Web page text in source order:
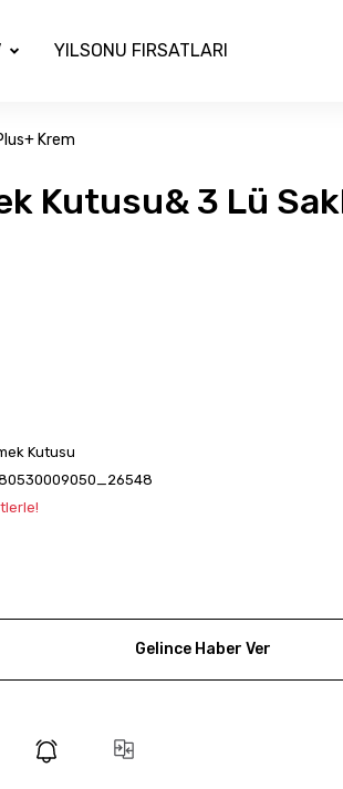
YILSONU FIRSATLARI
Krem
Kutusu& 3 Lü
Kutusu
Gelince Haber Ver